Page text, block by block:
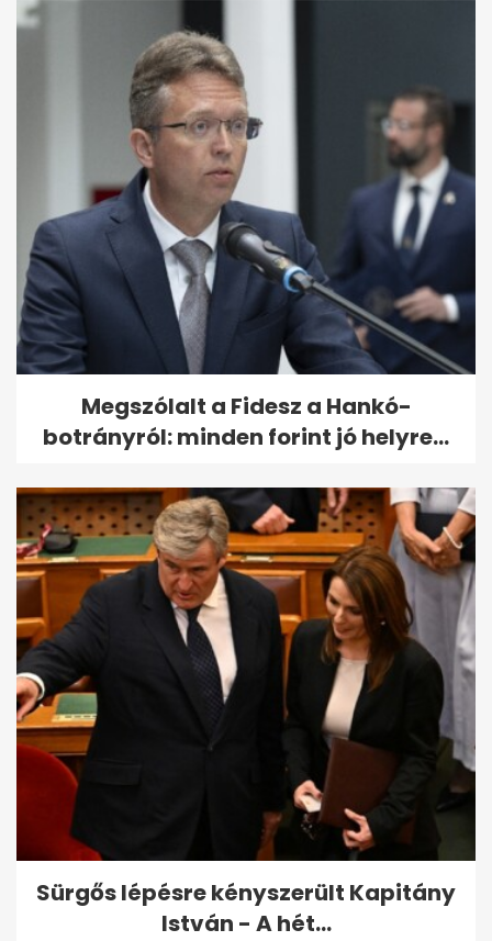
Megszólalt a Fidesz a Hankó-
botrányról: minden forint jó helyre...
Sürgős lépésre kényszerült Kapitány
István - A hét...